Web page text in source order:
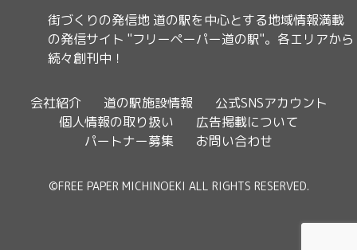
街づくりの発信地 道の駅を中心とする地域情報満載
の発信サイト "フリーペーパー道の駅"。各エリアから
続々創刊中！
会社紹介 道の駅施設情報
公式SNSアカウント
個人情報の取り扱い
広告掲載について
パートナー募集
お問い合わせ
©FREE PAPER MICHINOEKI ALL RIGHTS RESERVED.